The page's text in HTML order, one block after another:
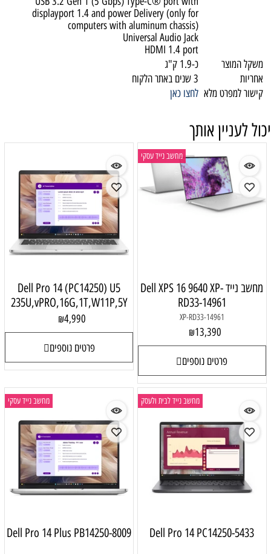
displayport 1.4 and power Delivery (only for
computers with aluminum chassis)
Universal Audio Jack
HDMI 1.4 port
משקל המוצר
כ-1.9 ק"ג
אחריות
3 שנים באתר הלקוח
קישור למפרט מלא לחצו כאן
יכול לעניין אותך
מחשב נייד עסקי
מחשב נייד Dell XPS 16 9640 XP-
RD33-14961
XP-RD33-14961
₪13,390
פרטים נוספים
Dell Pro 14 (PC14250) U5
235U,vPRO,16G,1T,W11P,5Y
₪4,990
פרטים נוספים
מחשב נייד לבית ולעסק
Dell Pro 14 PC14250-5433
מחשב נייד עסקי
Dell Pro 14 Plus PB14250-8009